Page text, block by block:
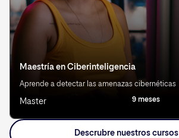
Maestría en Ciberinteligencia
Aprende a detectar las amenazas cibernéticas
Master 9 meses
Descrubre nuestros cursos